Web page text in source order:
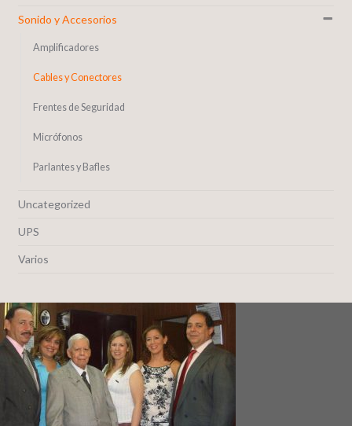
Sonido y Accesorios
Amplificadores
Cables y Conectores
Frentes de Seguridad
Micrófonos
Parlantes y Bafles
Uncategorized
UPS
Varios